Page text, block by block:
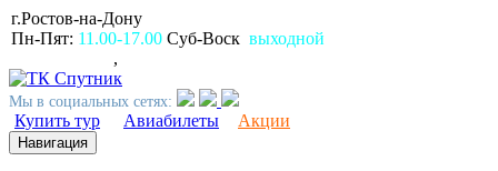
г.Ростов-на-Дону
Пн-Пят: 11.00-17.00 Суб-Воск выходной
,
Мы в социальных сетях:
Купить тур Авиабилеты Акции
Навигация